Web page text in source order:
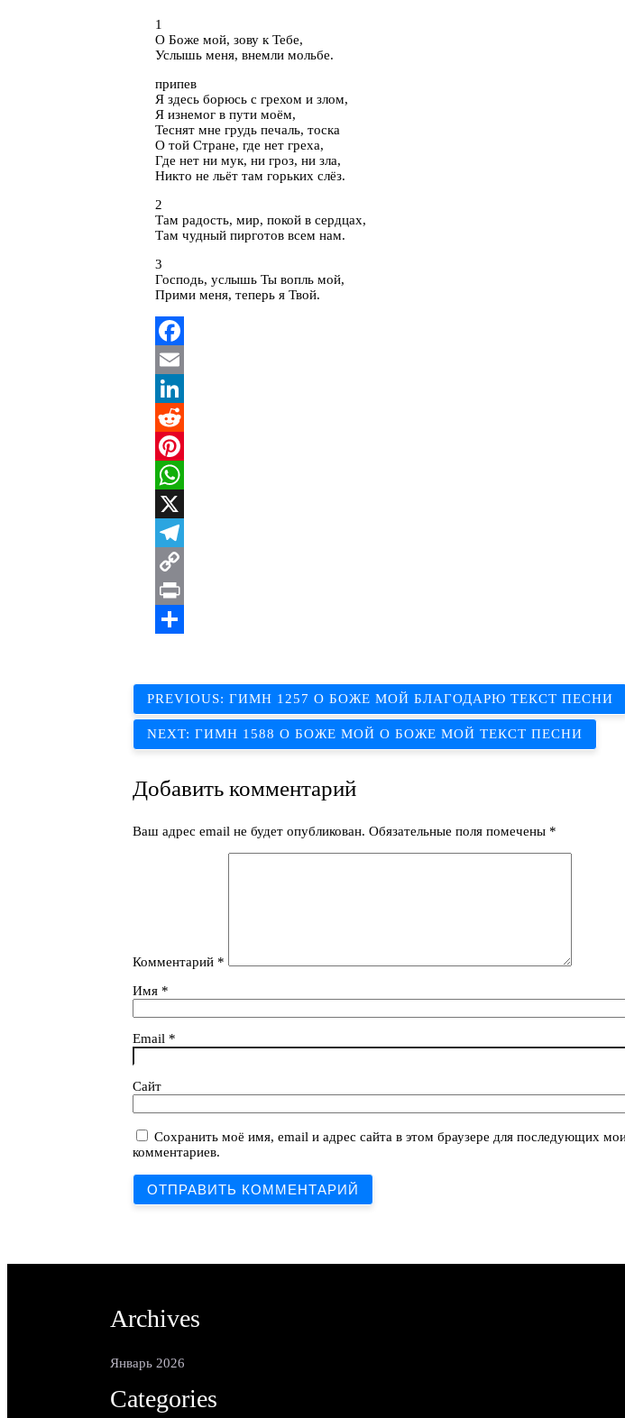
1
О Боже мой, зову к Тебе,
Услышь меня, внемли мольбе.
припев
Я здесь борюсь с грехом и злом,
Я изнемог в пути моём,
Теснят мне грудь печаль, тоска
О той Стране, где нет греха,
Где нет ни мук, ни гроз, ни зла,
Никто не льёт там горьких слёз.
2
Там радость, мир, покой в сердцах,
Там чудный пирготов всем нам.
3
Господь, услышь Ты вопль мой,
Прими меня, теперь я Твой.
Facebook
Email
LinkedIn
Reddit
Pinterest
WhatsApp
X
Telegram
Copy
Link
Print
Навигация
по
записям
PREVIOUS: ГИМН 1257 О БОЖЕ МОЙ БЛАГОДАРЮ ТЕКСТ ПЕСНИ
NEXT: ГИМН 1588 О БОЖЕ МОЙ О БОЖЕ МОЙ ТЕКСТ ПЕСНИ
Добавить комментарий
Ваш адрес email не будет опубликован. Обязательные поля помечены *
Комментарий *
Имя *
Email *
Сайт
Сохранить моё имя, email и адрес сайта в этом браузере для последующих
комментариев.
Archives
Январь 2026
Categories